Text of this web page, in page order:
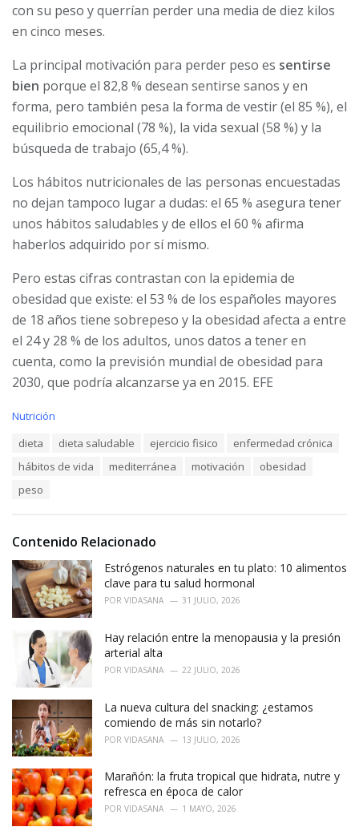
con su peso y querrían perder una media de diez kilos
en cinco meses.
La principal motivación para perder peso es sentirse
bien porque el 82,8 % desean sentirse sanos y en
forma, pero también pesa la forma de vestir (el 85 %), el
equilibrio emocional (78 %), la vida sexual (58 %) y la
búsqueda de trabajo (65,4 %).
Los hábitos nutricionales de las personas encuestadas
no dejan tampoco lugar a dudas: el 65 % asegura tener
unos hábitos saludables y de ellos el 60 % afirma
haberlos adquirido por sí mismo.
Pero estas cifras contrastan con la epidemia de
obesidad que existe: el 53 % de los españoles mayores
de 18 años tiene sobrepeso y la obesidad afecta a entre
el 24 y 28 % de los adultos, unos datos a tener en
cuenta, como la previsión mundial de obesidad para
2030, que podría alcanzarse ya en 2015. EFE
C
s
:
Nutrición
dieta dieta saludable ejercicio fisico
enfermedad crónica
hábitos de vida
mediterránea motivación
obesidad
peso
Contenido Relacionado
Estrógenos naturales en tu plato: 10 alimentos
clave para tu salud hormonal
POR VIDASANA 31 JULIO, 2026
Hay relación entre la menopausia y la presión
arterial alta
POR VIDASANA 22 JULIO, 2026
La nueva cultura del snacking: ¿estamos
comiendo de más sin notarlo?
POR VIDASANA 13 JULIO, 2026
Marañón: la fruta tropical que hidrata, nutre y
refresca en época de calor
POR VIDASANA 1 MAYO, 2026